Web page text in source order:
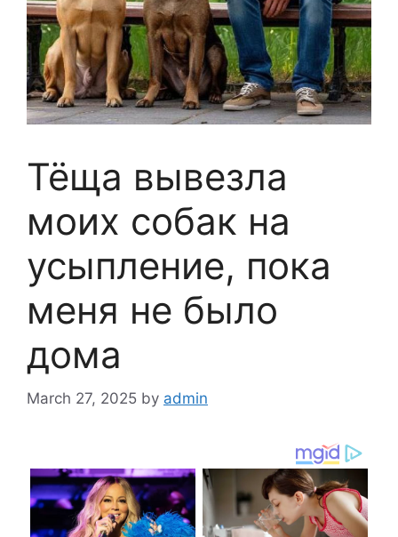
Тёща вывезла
моих собак на
усыпление, пока
меня не было
дома
March 27, 2025 by admin